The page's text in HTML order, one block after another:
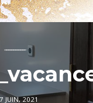
––––––––––––
JUIN, 2021